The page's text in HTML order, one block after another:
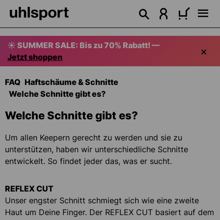
springen
☀️ SUMMER SALE: Bis zu 70% Rabatt! —
Jetzt shoppen
FAQ Haftschäume & Schnitte
Welche Schnitte gibt es?
Welche Schnitte gibt es?
Um allen Keepern gerecht zu werden und sie zu
unterstützen, haben wir unterschiedliche Schnitte
entwickelt. So findet jeder das, was er sucht.
REFLEX CUT
Unser engster Schnitt schmiegt sich wie eine zweite
Haut um Deine Finger. Der REFLEX CUT basiert auf dem